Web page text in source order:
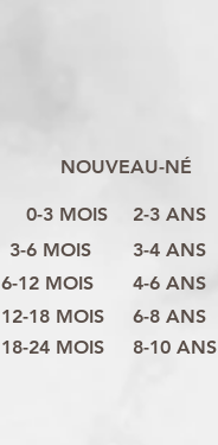
NOUVEAU-NÉ
0-3 MOIS
6-12 MOIS
12-18 MOIS
18-24 MOIS
3-6 MOIS
8-10 ANS
6-8 ANS
4-6 ANS
3-4 ANS
2-3 ANS